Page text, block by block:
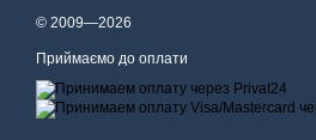
© 2009—2026
Приймаємо до оплати